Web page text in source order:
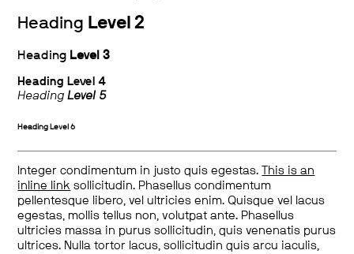
Heading Level 2
Heading Level 3
Heading Level 4
HeadingLevel 5
Heading Level 6
Integer condimentum in justo quis egestas.
This is an
inline link sollicitudin. Phasellus condimentum
pellentesque libero, vel ultricies enim. Quisque vel lacus
egestas, mollis tellus non, volutpat ante. Phasellus
ultricies massa in purus sollicitudin, quis venenatis purus
ultrices. Nulla tortor lacus, sollicitudin quis arcu iaculis,